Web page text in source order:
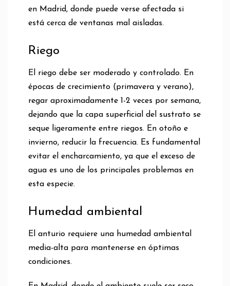
en Madrid, donde puede verse afectada si
está cerca de ventanas mal aisladas.
Riego
El riego debe ser moderado y controlado. En
épocas de crecimiento (primavera y verano),
regar aproximadamente 1-2 veces por semana,
dejando que la capa superficial del sustrato se
seque ligeramente entre riegos. En otoño e
invierno, reducir la frecuencia. Es fundamental
evitar el encharcamiento, ya que el exceso de
agua es uno de los principales problemas en
esta especie.
Humedad ambiental
El anturio requiere una humedad ambiental
media-alta para mantenerse en óptimas
condiciones.